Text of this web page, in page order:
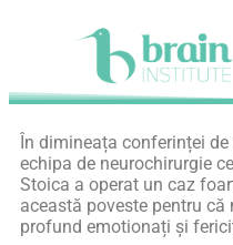
În dimineața conferinței
echipa de neurochirurgie
Stoica a operat un caz
această poveste pentru
profund emotionați și